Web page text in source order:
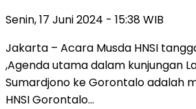
Senin, 17 Juni 2024 - 15:38 WIB
Jakarta – Acara Musda HNSI
,Agenda utama dalam kunjungan
Sumardjono ke Gorontalo adalah
HNSI Gorontalo…